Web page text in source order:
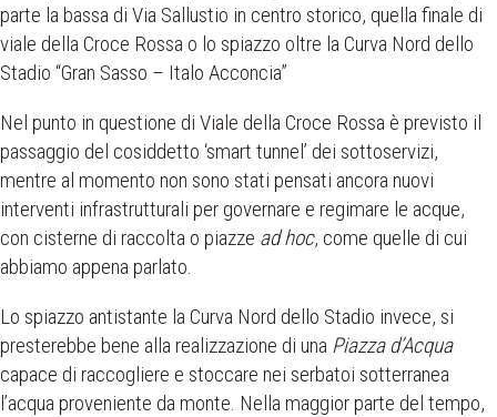
parte la bassa di Via Sallustio in centro storico, quella finale di
viale della Croce Rossa o lo spiazzo oltre la Curva Nord dello
Stadio “Gran Sasso – Italo Acconcia”
Nel punto in questione di Viale della Croce Rossa è previsto il
passaggio del cosiddetto ‘smart tunnel’ dei sottoservizi,
mentre al momento non sono stati pensati ancora nuovi
interventi infrastrutturali per governare e regimare le acque,
con cisterne di raccolta o piazze ad hoc, come quelle di cui
abbiamo appena parlato.
Lo spiazzo antistante la Curva Nord dello Stadio invece, si
presterebbe bene alla realizzazione di una Piazza d’Acqua
capace di raccogliere e stoccare nei serbatoi sotterranea
l’acqua proveniente da monte. Nella maggior parte del tempo,